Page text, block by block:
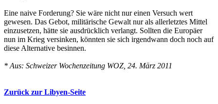
Eine naive Forderung? Sie wäre nicht nur einen Versuch wert
gewesen. Das Gebot, militärische Gewalt nur als allerletztes Mittel
einzusetzen, hätte sie ausdrücklich verlangt. Sollten die Europäer
nun im Krieg versinken, könnten sie sich irgendwann doch noch auf
diese Alternative besinnen.
* Aus: Schweizer Wochenzeitung WOZ, 24. März 2011
Zurück zur Libyen-Seite